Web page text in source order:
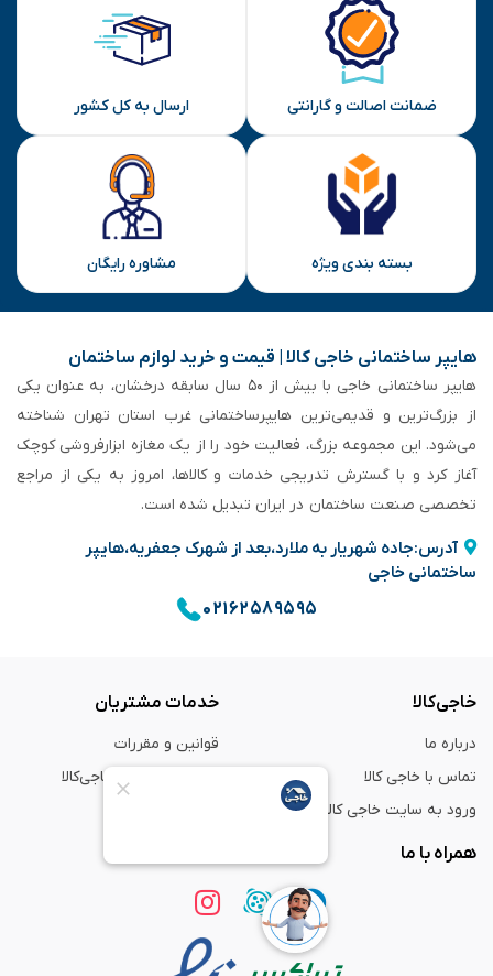
ضمانت اصالت و گارانتی ارسال به کل کشور
بسته بندی ویژه مشاوره رایگان
هایپر ساختمانی خاجی‌ کالا | قیمت و خرید لوازم ساختمان
هایپر ساختمانی خاجی‌ با بیش از ۵۰ سال سابقه‌ درخشان، به عنوان یکی
از بزرگ‌ترین و قدیمی‌ترین هایپرساختمانی‌ غرب استان تهران شناخته
می‌شود. این مجموعه بزرگ، فعالیت خود را از یک مغازه ابزارفروشی کوچک
آغاز کرد و با گسترش تدریجی خدمات و کالاها، امروز به یکی از مراجع
تخصصی صنعت ساختمان در ایران تبدیل شده است.
آدرس:جاده شهریار به ملارد،بعد از شهرک جعفریه،هایپر
ساختمانی خاجی
۰۲۱۶۲۵۸۹۵۹۵
خاجی‌کالا
درباره ما
تماس با خاجی کالا
ورود به سایت خاجی‌ کالا
خدمات مشتریان
قوانین و مقررات
راهنمای خرید از خاجی‌کالا
همراه با ما